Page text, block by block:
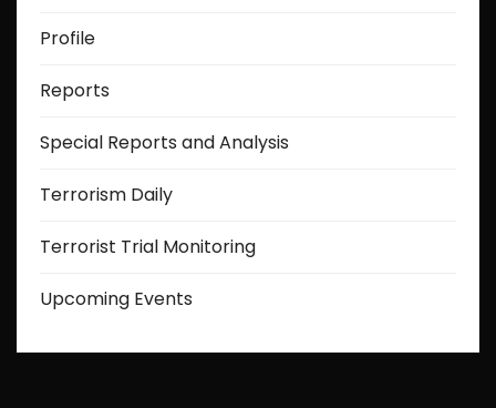
Profile
Reports
Special Reports and Analysis
Terrorism Daily
Terrorist Trial Monitoring
Upcoming Events